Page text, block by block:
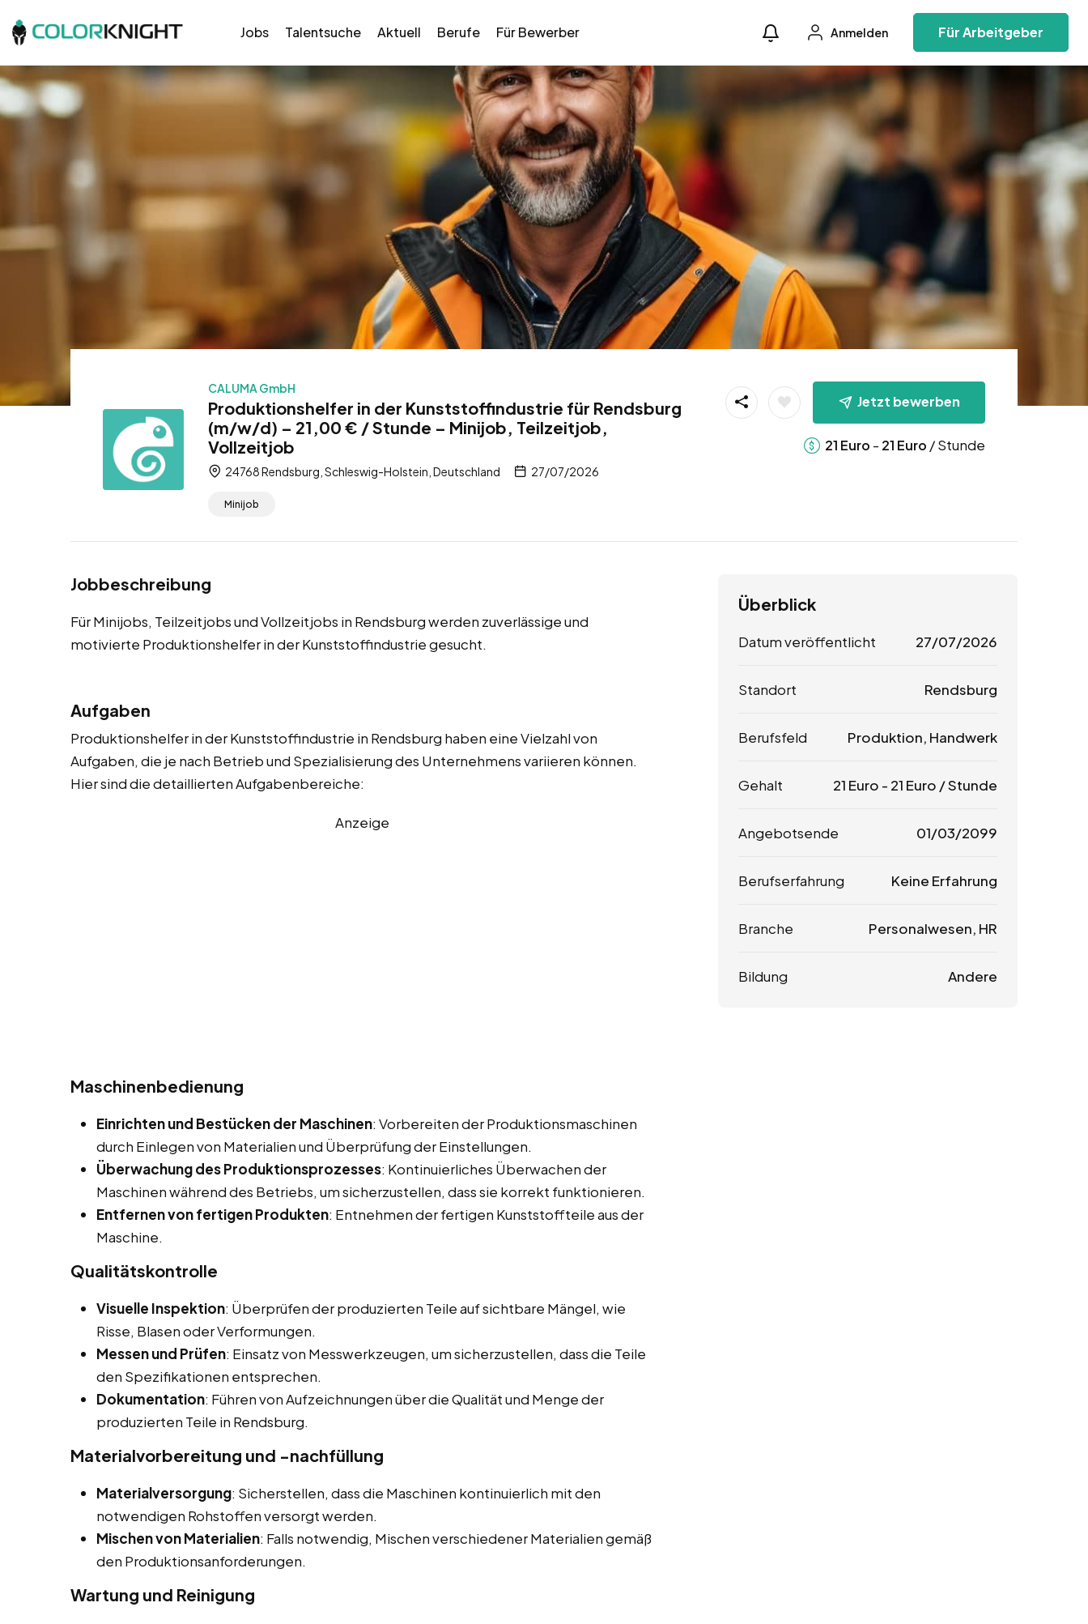
Jobs Talentsuche Aktuell Berufe Für Bewerber Anmelden Für Arbeitgeber
CALUMA GmbH
Produktionshelfer in der Kunststoffindustrie für Rendsburg
(m/w/d) – 21,00 € / Stunde – Minijob, Teilzeitjob,
Vollzeitjob
24768 Rendsburg, Schleswig-Holstein, Deutschland 27/07/2026
Minijob
Jetzt bewerben
21 Euro - 21 Euro / Stunde
Jobbeschreibung
Für Minijobs, Teilzeitjobs und Vollzeitjobs in Rendsburg werden zuverlässige und
motivierte Produktionshelfer in der Kunststoffindustrie gesucht.
Aufgaben
Produktionshelfer in der Kunststoffindustrie in Rendsburg haben eine Vielzahl von
Aufgaben, die je nach Betrieb und Spezialisierung des Unternehmens variieren können.
Hier sind die detaillierten Aufgabenbereiche:
Anzeige
Maschinenbedienung
Einrichten und Bestücken der Maschinen: Vorbereiten der Produktionsmaschinen
durch Einlegen von Materialien und Überprüfung der Einstellungen.
Überwachung des Produktionsprozesses: Kontinuierliches Überwachen der
Maschinen während des Betriebs, um sicherzustellen, dass sie korrekt funktionieren.
Entfernen von fertigen Produkten: Entnehmen der fertigen Kunststoffteile aus der
Maschine.
Qualitätskontrolle
Visuelle Inspektion: Überprüfen der produzierten Teile auf sichtbare Mängel, wie
Risse, Blasen oder Verformungen.
Messen und Prüfen: Einsatz von Messwerkzeugen, um sicherzustellen, dass die Teile
den Spezifikationen entsprechen.
Dokumentation: Führen von Aufzeichnungen über die Qualität und Menge der
produzierten Teile in Rendsburg.
Materialvorbereitung und -nachfüllung
Materialversorgung: Sicherstellen, dass die Maschinen kontinuierlich mit den
notwendigen Rohstoffen versorgt werden.
Mischen von Materialien: Falls notwendig, Mischen verschiedener Materialien gemäß
den Produktionsanforderungen.
Wartung und Reinigung
Überblick
Datum veröffentlicht 27/07/2026
Standort Rendsburg
Berufsfeld Produktion, Handwerk
Gehalt 21 Euro - 21 Euro / Stunde
Angebotsende 01/03/2099
Berufserfahrung Keine Erfahrung
Branche Personalwesen, HR
Bildung Andere